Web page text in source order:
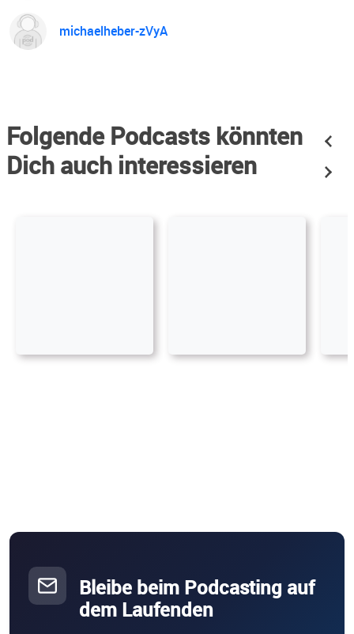
michaelheber-zVyA
Folgende Podcasts könnten
Dich auch interessieren
Bleibe beim Podcasting auf
dem Laufenden